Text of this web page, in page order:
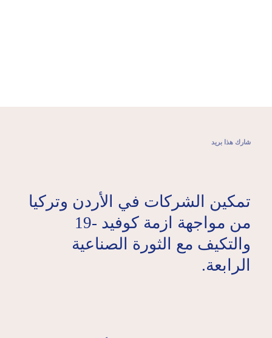
شارك هذا بريد
تمكين الشركات في الأردن وتركيا
من مواجهة ازمة كوفيد -19
والتكيف مع الثورة الصناعية
الرابعة.